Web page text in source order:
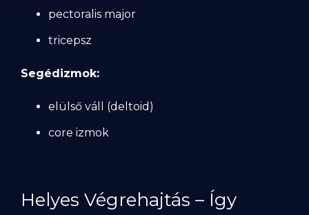
pectoralis major
tricepsz
Segédizmok:
elülső váll (deltoid)
core izmok
Helyes Végrehajtás – Így